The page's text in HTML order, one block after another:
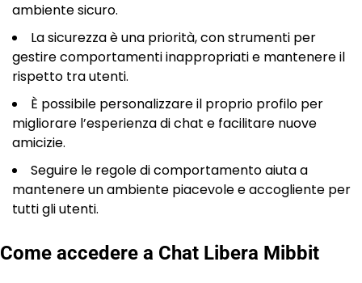
ambiente sicuro.
La sicurezza è una priorità, con strumenti per
gestire comportamenti inappropriati e mantenere il
rispetto tra utenti.
È possibile personalizzare il proprio profilo per
migliorare l’esperienza di chat e facilitare nuove
amicizie.
Seguire le regole di comportamento aiuta a
mantenere un ambiente piacevole e accogliente per
tutti gli utenti.
Come accedere a Chat Libera Mibbit